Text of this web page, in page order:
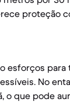
proteção
esforços para
No
o que pode